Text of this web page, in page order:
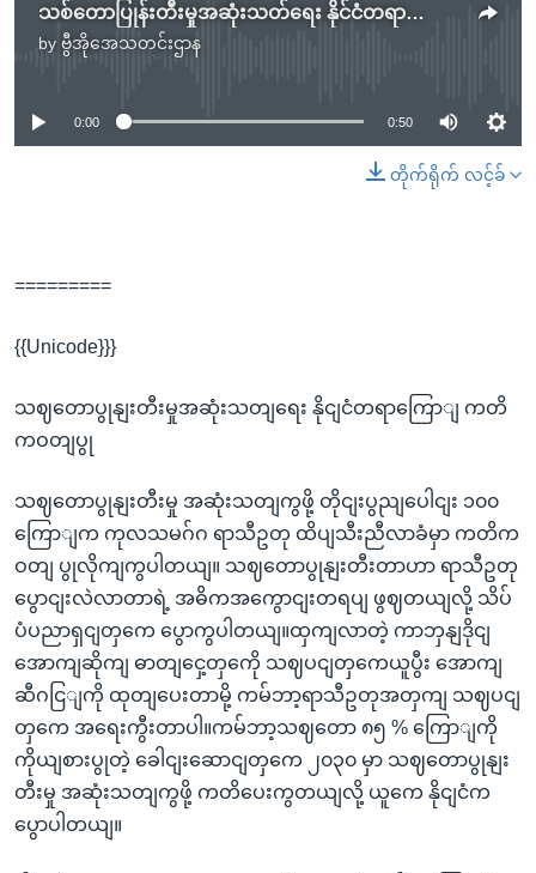
သစ်တောပြုန်းတီးမှုအဆုံးသတ်ရေး နိုင်ငံတရာကျော် ကတိကဝတ်ပြု
by ဗွီအိုအေသတင်းဌာန
No media source currently available
0:00 0:50
တိုက်ရိုက် လင့်ခ်
=========
{{Unicode}}}
သဈတောပွုနျးတီးမှုအဆုံးသတျရေး နိုငျငံတရာကြောျ ကတိ
ကဝတျပွု
သဈတောပွုနျးတီးမှု အဆုံးသတျကွဖို့ တိုငျးပွညျပေါငျး ၁၀၀
ကြောျက ကုလသမဂ်ဂ ရာသီဥတု ထိပျသီးညီလာခံမှာ ကတိက
ဝတျ ပွုလိုကျကွပါတယျ။ သဈတောပွုနျးတီးတာဟာ ရာသီဥတု
ပွောငျးလဲလာတာရဲ့ အဓိကအကွောငျးတရပျ ဖွဈတယျလို့ သိပ်
ပံပညာရှငျတှကေ ပွောကွပါတယျ။ထှကျလာတဲ့ ကာဘှနျဒိုငျ
အောကျဆိုကျ ဓာတျငှေ့တှကေို သဈပငျတှကေယူပွီး အောကျ
ဆီဂငြျကို ထုတျပေးတာမို့ ကမ်ဘာ့ရာသီဥတုအတှကျ သဈပငျ
တှကေ အရေးကွီးတာပါ။ကမ်ဘာ့သဈတော ၈၅ % ကြောျကို
ကိုယျစားပွုတဲ့ ခေါငျးဆောငျတှကေ ၂၀၃၀ မှာ သဈတောပွုနျး
တီးမှု အဆုံးသတျကွဖို့ ကတိပေးကွတယျလို့ ယူကေ နိုငျငံက
ပွောပါတယျ။